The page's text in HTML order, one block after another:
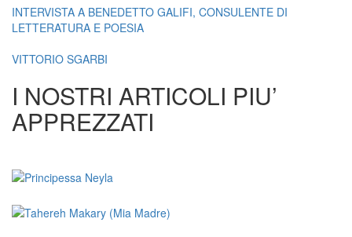
INTERVISTA A BENEDETTO GALIFI, CONSULENTE DI
LETTERATURA E POESIA
VITTORIO SGARBI
I NOSTRI ARTICOLI PIU’
APPREZZATI